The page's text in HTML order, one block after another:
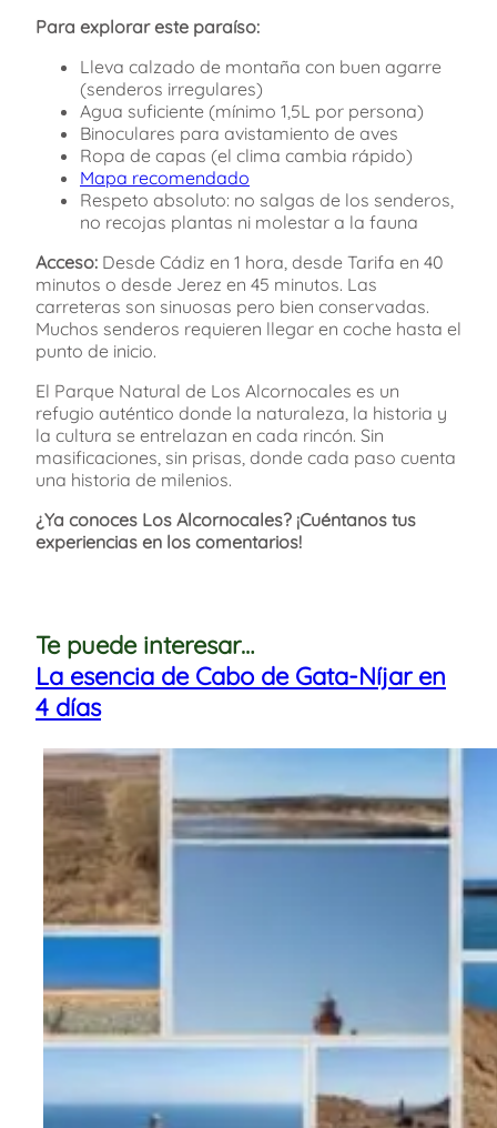
Para explorar este paraíso:
Lleva calzado de montaña con buen agarre
(senderos irregulares)
Agua suficiente (mínimo 1,5L por persona)
Binoculares para avistamiento de aves
Ropa de capas (el clima cambia rápido)
Mapa recomendado
Respeto absoluto: no salgas de los senderos,
no recojas plantas ni molestar a la fauna
Acceso: Desde Cádiz en 1 hora, desde Tarifa en 40
minutos o desde Jerez en 45 minutos. Las
carreteras son sinuosas pero bien conservadas.
Muchos senderos requieren llegar en coche hasta el
punto de inicio.
El Parque Natural de Los Alcornocales es un
refugio auténtico donde la naturaleza, la historia y
la cultura se entrelazan en cada rincón. Sin
masificaciones, sin prisas, donde cada paso cuenta
una historia de milenios.
¿Ya conoces Los Alcornocales? ¡Cuéntanos tus
experiencias en los comentarios!
Te puede interesar…
La esencia de Cabo de Gata-Níjar en
4 días